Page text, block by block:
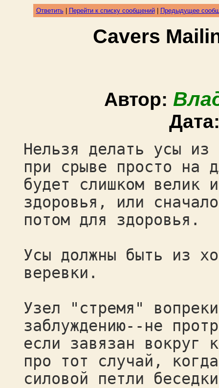
Ответить| Перейти к списку сообщений| Предыдущее
Cavers
Автор:
Нельзя делать усы из
при срыве просто на
будет слишком велик
здоровья, или
потом для здоровья.
Усы должны быть из
веревки.
Узел "стремя"
заблуждению--не
если завязан вокруг
про тот случай,
силовой петли